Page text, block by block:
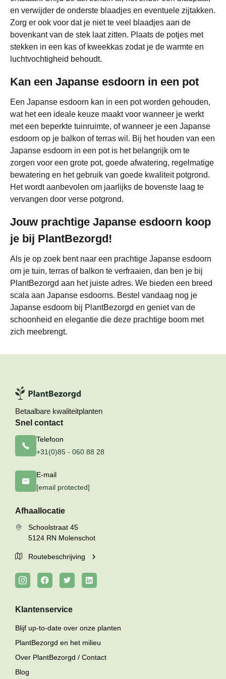
en verwijder de onderste blaadjes en eventuele zijtakken.
Zorg er ook voor dat je niet te veel blaadjes aan de
bovenkant van de stek laat zitten. Plaats de potjes met
stekken in een kas of kweekkas zodat je de warmte en
luchtvochtigheid behoudt.
Kan een Japanse esdoorn in een pot
Een Japanse esdoorn kan in een pot worden gehouden,
wat het een ideale keuze maakt voor wanneer je werkt
met een beperkte tuinruimte, of wanneer je een Japanse
esdoorn op je balkon of terras wil. Bij het houden van een
Japanse esdoorn in een pot is het belangrijk om te
zorgen voor een grote pot, goede afwatering, regelmatige
bewatering en het gebruik van goede kwaliteit potgrond.
Het wordt aanbevolen om jaarlijks de bovenste laag te
vervangen door verse potgrond.
Jouw prachtige Japanse esdoorn koop
je bij PlantBezorgd!
Als je op zoek bent naar een prachtige Japanse esdoorn
om je tuin, terras of balkon te verfraaien, dan ben je bij
PlantBezorgd aan het juiste adres. We bieden een breed
scala aan Japanse esdoorns. Bestel vandaag nog je
Japanse esdoorn bij PlantBezorgd en geniet van de
schoonheid en elegantie die deze prachtige boom met
zich meebrengt.
Betaalbare kwaliteitplanten
Snel contact
Telefoon
+31(0)85 - 060 88 28
E-mail
[email protected]
Afhaallocatie
Schoolstraat 45
5124 RN Molenschot
Routebeschrijving
Klantenservice
Blijf up-to-date over onze planten
PlantBezorgd en het milieu
Over PlantBezorgd / Contact
Blog